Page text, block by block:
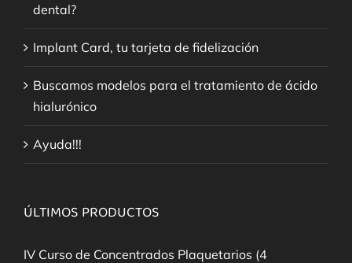
dental?
Implant Card, tu tarjeta de fidelización
Buscamos modelos para el tratamiento de ácido
hialurónico
Ayuda!!!
ÚLTIMOS PRODUCTOS
IV Curso de Concentrados Plaquetarios (4